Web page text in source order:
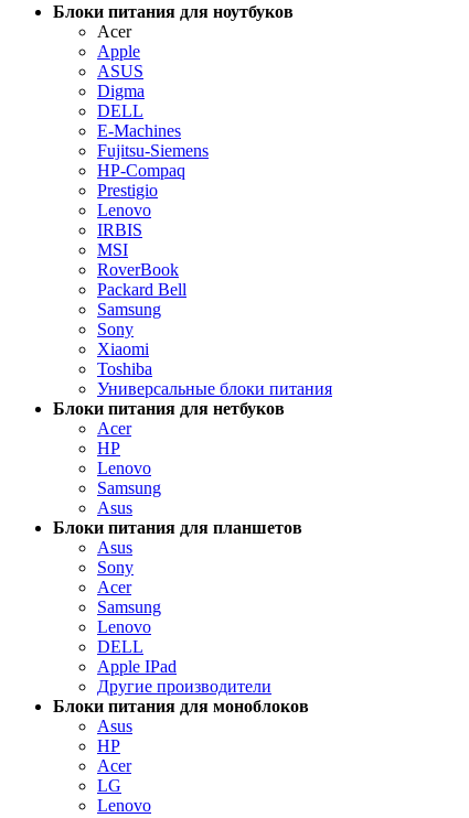
Блоки питания для ноутбуков
Acer
Apple
ASUS
Digma
DELL
E-Machines
Fujitsu-Siemens
HP-Compaq
Prestigio
Lenovo
IRBIS
MSI
RoverBook
Packard Bell
Samsung
Sony
Xiaomi
Toshiba
Универсальные блоки питания
Блоки питания для нетбуков
Acer
HP
Lenovo
Samsung
Asus
Блоки питания для планшетов
Asus
Sony
Acer
Samsung
Lenovo
DELL
Apple IPad
Другие производители
Блоки питания для моноблоков
Asus
HP
Acer
LG
Lenovo